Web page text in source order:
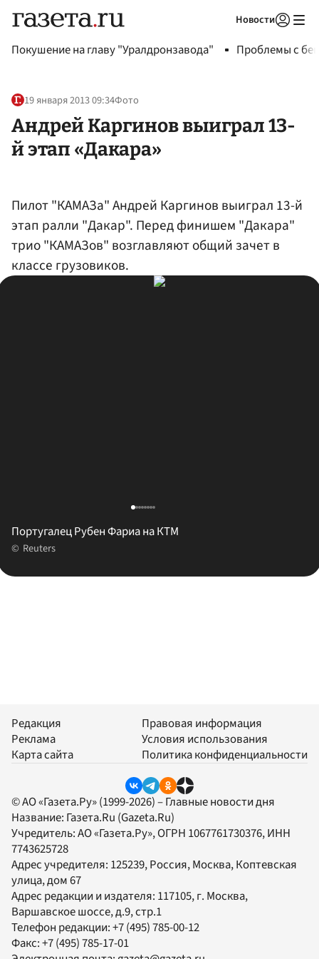
Новости
Покушение на главу "Уралдронзавода" Проблемы с
19 января 2013 09:34Фото
Андрей Каргинов выиграл 13-
й этап «Дакара»
Пилот "КАМАЗа" Андрей Каргинов выиграл 13-й
этап ралли "Дакар". Перед финишем "Дакара"
трио "КАМАЗов" возглавляют общий зачет в
классе грузовиков.
Португалец Рубен Фариа на КТМ
Reuters
Редакция
Реклама
Карта сайта
Правовая информация
Условия использования
Политика конфиденциальности
© АО «Газета.Ру» (1999-2026) – Главные новости дня
Название: Газета.Ru (Gazeta.Ru)
Учредитель:АО «Газета.Ру», ОГРН 1067761730376, ИНН
7743625728
Адрес учредителя: 125239, Россия, Москва, Коптевская
улица, дом 67
Адрес редакции и издателя: 117105, г. Москва,
Варшавское шоссе, д.9, стр.1
Телефон редакции:+7 (495) 785-00-12
Факс:+7 (495) 785-17-01